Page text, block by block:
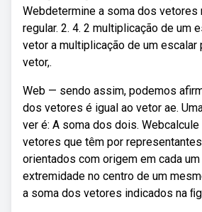
Webdetermine a soma dos vetores
regular. 2. 4. 2 multiplicação de um
vetor a multiplicação de um escalar
vetor,.
Web — sendo assim, podemos
dos vetores é igual ao vetor ae.
ver é: A soma dos dois.
vetores que têm por
orientados com origem em cada
extremidade no centro de um
a soma dos vetores indicados na